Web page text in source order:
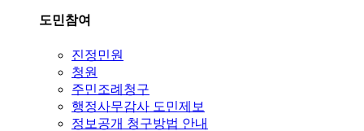
도민참여
진정민원
청원
주민조례청구
행정사무감사 도민제보
정보공개 청구방법 안내